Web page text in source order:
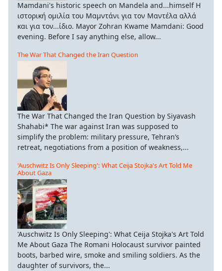
Mamdani's historic speech on Mandela and...himself Η
ιστορική ομιλία του Μαμντάνι για τον Μαντέλα αλλά
και για τον...ίδιο. Mayor Zohran Kwame Mamdani: Good
evening. Before I say anything else, allow...
The War That Changed the Iran Question
The War That Changed the Iran Question by Siyavash
Shahabi* The war against Iran was supposed to
simplify the problem: military pressure, Tehran’s
retreat, negotiations from a position of weakness,...
'Auschwitz Is Only Sleeping': What Ceija Stojka's Art Told Me
About Gaza
'Auschwitz Is Only Sleeping': What Ceija Stojka's Art Told
Me About Gaza The Romani Holocaust survivor painted
boots, barbed wire, smoke and smiling soldiers. As the
daughter of survivors, the...